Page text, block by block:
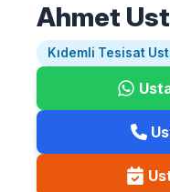
Ahmet
Kıdemli Tesisat